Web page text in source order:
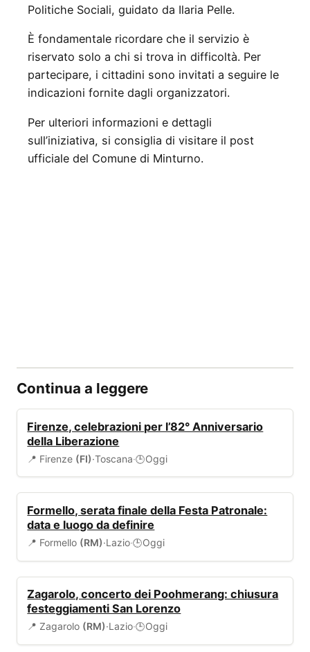
Politiche Sociali, guidato da Ilaria Pelle.
È fondamentale ricordare che il servizio è
riservato solo a chi si trova in difficoltà. Per
partecipare, i cittadini sono invitati a seguire le
indicazioni fornite dagli organizzatori.
Per ulteriori informazioni e dettagli
sull’iniziativa, si consiglia di visitare il post
ufficiale del Comune di Minturno.
Continua a leggere
Firenze, celebrazioni per l’82° Anniversario
della Liberazione
📍 Firenze (FI)·Toscana·🕒Oggi
Formello, serata finale della Festa Patronale:
data e luogo da definire
📍 Formello (RM)·Lazio·🕒Oggi
Zagarolo, concerto dei Poohmerang: chiusura
festeggiamenti San Lorenzo
📍 Zagarolo (RM)·Lazio·🕒Oggi